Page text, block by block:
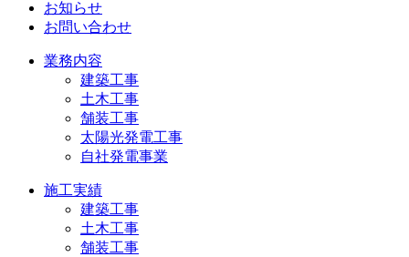
お知らせ
お問い合わせ
業務内容
建築工事
土木工事
舗装工事
太陽光発電工事
自社発電事業
施工実績
建築工事
土木工事
舗装工事